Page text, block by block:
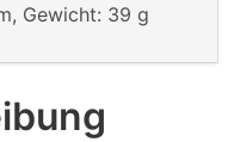
Gewicht: 39 g